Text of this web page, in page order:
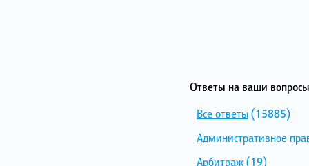
Ответы на ваши
Все ответы(15885)
Административное
Арбитраж(19)